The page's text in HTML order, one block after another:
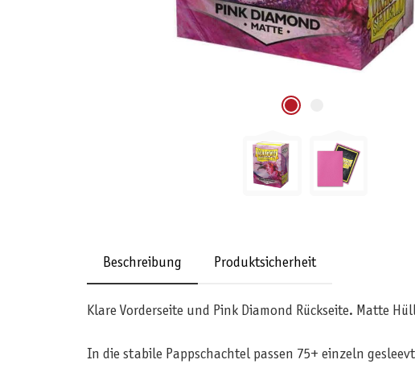
Beschreibung Produktsicherheit
Klare Vorderseite und Pink Diamond Rückseite. Matte
In die stabile Pappschachtel passen 75+ einzeln